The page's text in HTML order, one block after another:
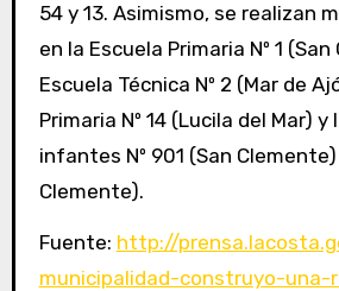
54 y 13. Asimismo, se realizan
en la Escuela Primaria Nº 1
Escuela Técnica Nº 2 (Mar de
Primaria Nº 14 (Lucila del Mar)
infantes Nº 901 (San Clemente)
Clemente).
Fuente: http://
municipalidad-construyo-una-